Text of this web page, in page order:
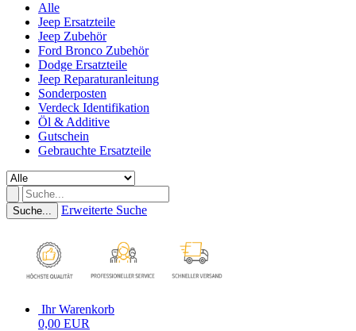
Alle
Jeep Ersatzteile
Jeep Zubehör
Ford Bronco Zubehör
Dodge Ersatzteile
Jeep Reparaturanleitung
Sonderposten
Verdeck Identifikation
Öl & Additive
Gutschein
Gebrauchte Ersatzteile
Suche... Erweiterte Suche
Ihr Warenkorb
0,00 EUR